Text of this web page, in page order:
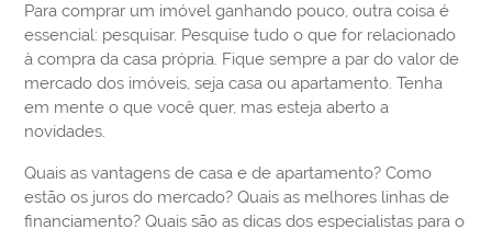
Para comprar um imóvel ganhando pouco, outra coisa é
essencial: pesquisar. Pesquise tudo o que for relacionado
à compra da casa própria. Fique sempre a par do valor de
mercado dos imóveis, seja casa ou apartamento. Tenha
em mente o que você quer, mas esteja aberto a
novidades.
Quais as vantagens de casa e de apartamento? Como
estão os juros do mercado? Quais as melhores linhas de
financiamento? Quais são as dicas dos especialistas para o